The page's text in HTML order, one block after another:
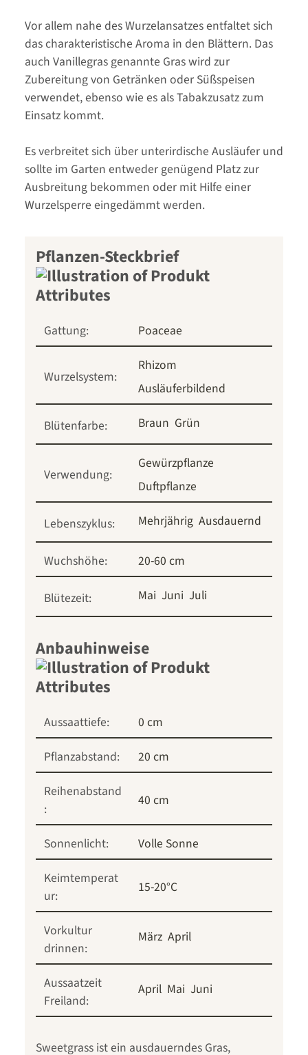
Vor allem nahe des Wurzelansatzes entfaltet sich
das charakteristische Aroma in den Blättern. Das
auch Vanillegras genannte Gras wird zur
Zubereitung von Getränken oder Süßspeisen
verwendet, ebenso wie es als Tabakzusatz zum
Einsatz kommt.
Es verbreitet sich über unterirdische Ausläufer und
sollte im Garten entweder genügend Platz zur
Ausbreitung bekommen oder mit Hilfe einer
Wurzelsperre eingedämmt werden.
Pflanzen-Steckbrief
Gattung: Poaceae
Wurzelsystem:
Rhizom
Ausläuferbildend
Blütenfarbe: Braun Grün
Verwendung:
Gewürzpflanze
Duftpflanze
Lebenszyklus: Mehrjährig Ausdauernd
Wuchshöhe: 20-60 cm
Blütezeit: Mai Juni Juli
Anbauhinweise
Aussaattiefe:
0 cm
Pflanzabstand:
20 cm
Reihenabstand
:
40 cm
Sonnenlicht:
Volle Sonne
Keimtemperat
ur:
15-20°C
Vorkultur
drinnen:
März April
Aussaatzeit
Freiland:
April Mai Juni
Sweetgrass ist ein ausdauerndes Gras,